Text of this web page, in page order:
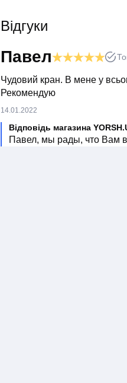
Важливо відмітити!
отримаєте все необхідне
Відгуки
Павел
Чудовий кран. В мене у
Рекомендую
14.01.2022
Відповідь магазина
Павел, мы рады, что Вам